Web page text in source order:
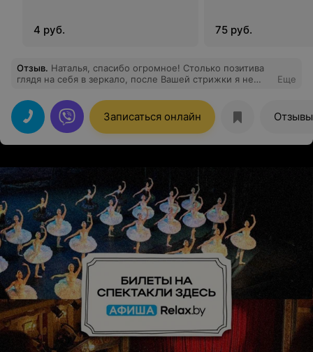
4 руб. 75 руб.
Отзыв. Наталья, спасибо огромное! Столько позитива
глядя на себя в зеркало, после Вашей стрижки я не
длинных волосах можно сделать стрижку! И выглядить
не обычно и серо, а дорого и роскошно!! Я очень рада,
что отдалась в Ваши руки и полностью Вам поверила.
Вы действительно классный мастер, умеющий
предложить нестандартные решения. Смотря на
то, что другие мастера не могут даже
представить.)Отдельное спасибо за веселую
атмосферу и конечно же за кофе!)
Еще
Записаться онлайн Отзывы